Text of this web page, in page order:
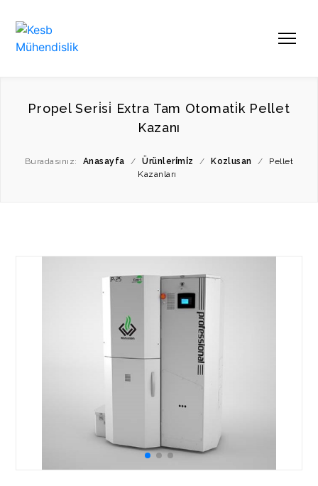
Propel Seri̇si̇ Extra Tam Otomati̇k Pellet
Kazanı
Buradasınız: Anasayfa / Ürünleri̇mi̇z / Kozlusan /
Pellet
Kazanları